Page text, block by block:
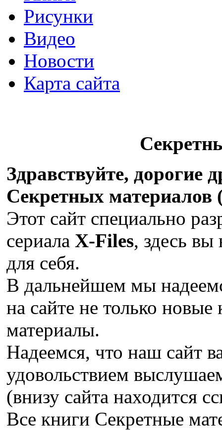
Рисунки
Видео
Новости
Карта сайта
Здравствуйте, дорогие
Секретных материалов
Этот сайт специально
сериала X-Files, здесь вы
для себя.
В дальнейшем мы
на сайте не только
материалы.
Надеемся, что наш сайт
удовольствием
(внизу сайта находится
Все книги Секретные